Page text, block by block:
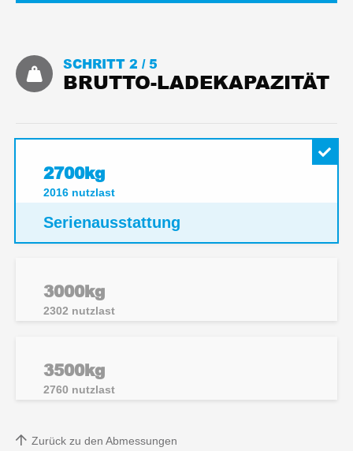
BRUTTO-LADEKAPAZITÄT
SCHRITT 2 / 5
2700kg
2016 nutzlast
Serienausstattung
3000kg
2302 nutzlast
3500kg
2760 nutzlast
Zurück zu den Abmessungen